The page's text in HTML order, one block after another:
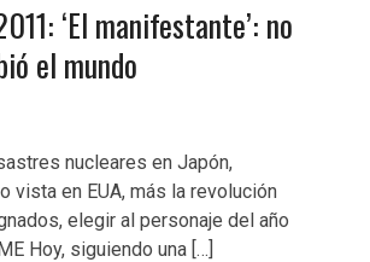
‘El manifestante’: no
el mundo
nucleares en Japón,
en EUA, más la revolución
elegir al personaje del año
Hoy, siguiendo una […]